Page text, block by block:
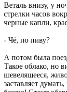
Веталь внизу, у
стрелки часов
черные капли,
- Чё, по пиву?
А потом была
Такое облако, но
шевелящееся,
заставляет